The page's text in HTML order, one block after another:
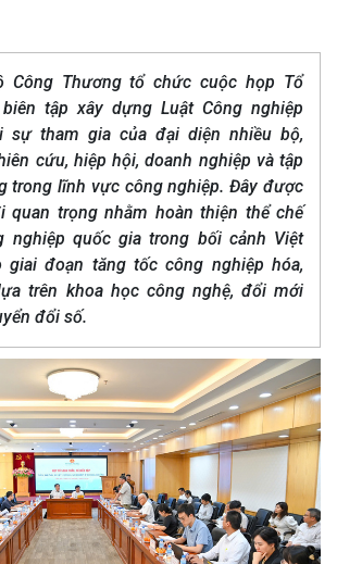
Công Thương tổ chức cuộc họp Tổ
tập xây dựng Luật Công nghiệp
sự tham gia của đại diện nhiều bộ,
cứu, hiệp hội, doanh nghiệp và tập
trong lĩnh vực công nghiệp. Đây được
quan trọng nhằm hoàn thiện thể chế
nghiệp quốc gia trong bối cảnh Việt
giai đoạn tăng tốc công nghiệp hóa,
trên khoa học công nghệ, đổi mới
đổi số.